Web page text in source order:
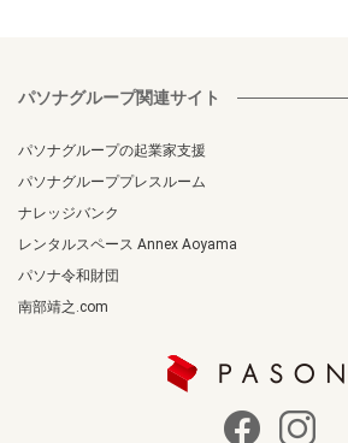
パソナグループ関連サイト
パソナグループの起業家支援
パソナグループプレスルーム
ナレッジバンク
レンタルスペース Annex Aoyama
パソナ令和財団
南部靖之.com